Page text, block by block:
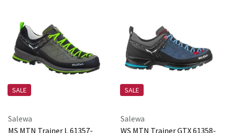
SALE
Salewa
MS MTN Trainer L 61357-
SALE
Salewa
WS MTN Trainer GTX 61358-